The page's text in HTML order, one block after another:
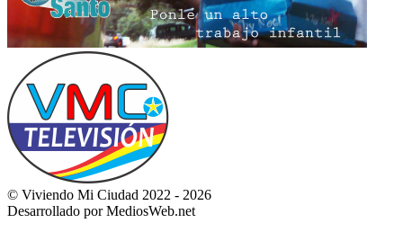
© Viviendo Mi Ciudad 2022 - 2026
Desarrollado por MediosWeb.net